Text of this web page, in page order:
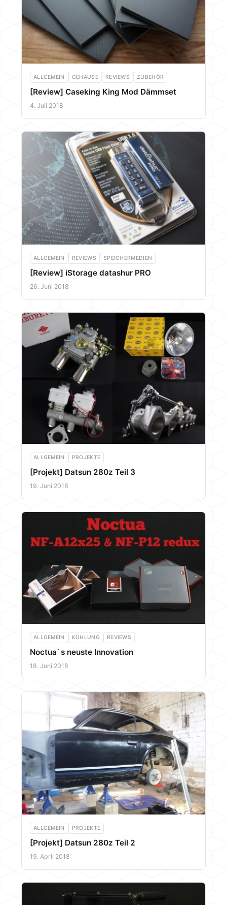
ALLGEMEIN GEHÄUSE REVIEWS ZUBEHÖR
[Review] Caseking King Mod Dämmset
4. Juli 2018
ALLGEMEIN REVIEWS SPEICHERMEDIEN
[Review] iStorage datashur PRO
26. Juni 2018
ALLGEMEIN PROJEKTE
[Projekt] Datsun 280z Teil 3
19. Juni 2018
ALLGEMEIN KÜHLUNG REVIEWS
Noctua`s neuste Innovation
18. Juni 2018
ALLGEMEIN PROJEKTE
[Projekt] Datsun 280z Teil 2
19. April 2018